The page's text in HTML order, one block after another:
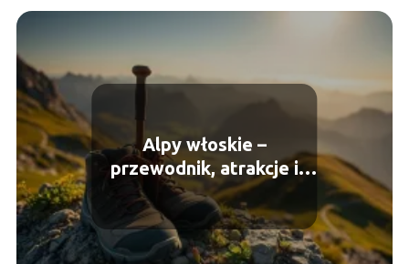
Alpy włoskie –
przewodnik, atrakcje i
najlepsze trasy